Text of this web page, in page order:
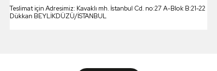
Teslimat için Adresimiz: Kavaklı mh. İstanbul Cd. no:27 A-Blok B:21-22
Dükkan BEYLİKDÜZÜ/İSTANBUL